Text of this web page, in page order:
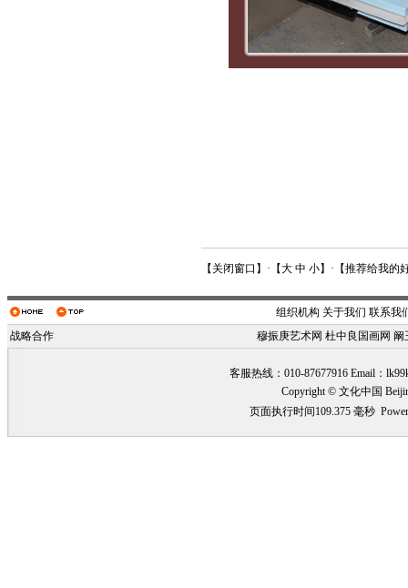
【 关闭窗口 】·【大 中 小】·【推荐给我的
组织机构 关于我们 联系我
战略合作
穆振庚艺术网 杜中良国画网 阚
客服热线：010-87677916 Email：
Copyright © 文化中国
页面执行时间109.375 毫秒